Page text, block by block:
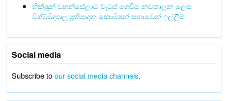
භික්ෂූන් වහන්සේලාට වැටුප් ගෙවීම නවතාලන ලෙස
විශ්වවිද්‍යාල ප්‍රතිපාදන කොමිෂන් සභාවෙන් ඉල්ලීම
Social media
Subscribe toour social media channels.